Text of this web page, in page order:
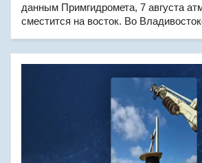
данным Примгидромета, 7 августа
сместится на восток. Во